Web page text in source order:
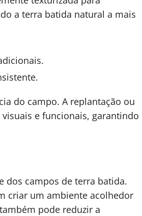
a terra batida natural a mais
do campo. A replantação ou
e funcionais, garantindo
dos campos de terra batida.
criar um ambiente acolhedor
pode reduzir a